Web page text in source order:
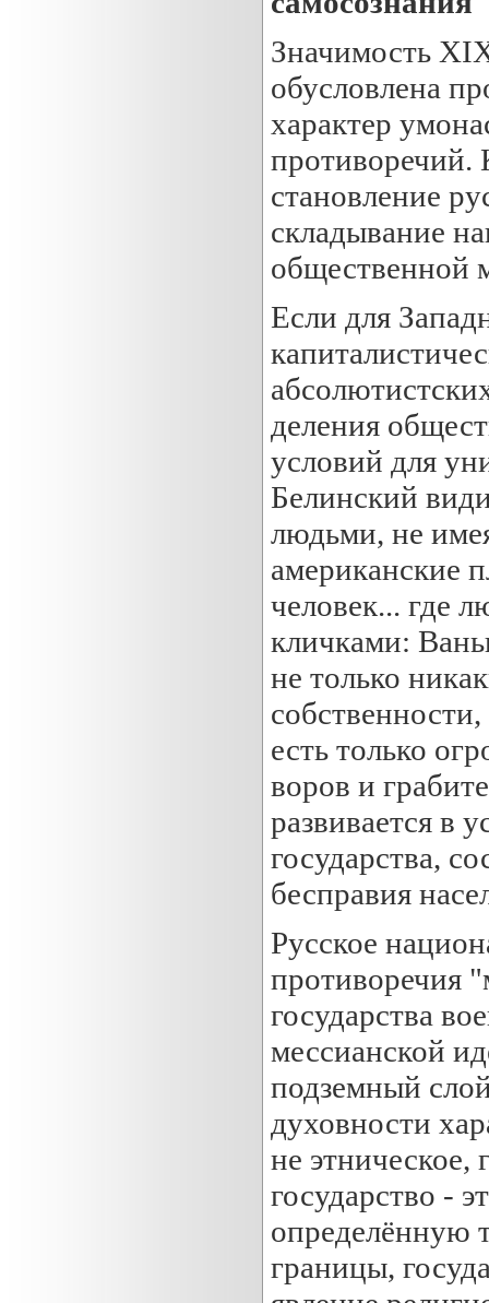
Значимость
обусловлена
характер
противоречий.
становление
складывание
общественной
Если для
деления
условий для
Белинский
людьми, не
американские
человек... где
кличками:
не только
есть только
воров и
развивается в
государства,
бесправия
Русское
противоречия
государства
мессианской
подземный
духовности
не этническое,
государство -
определённую
границы,